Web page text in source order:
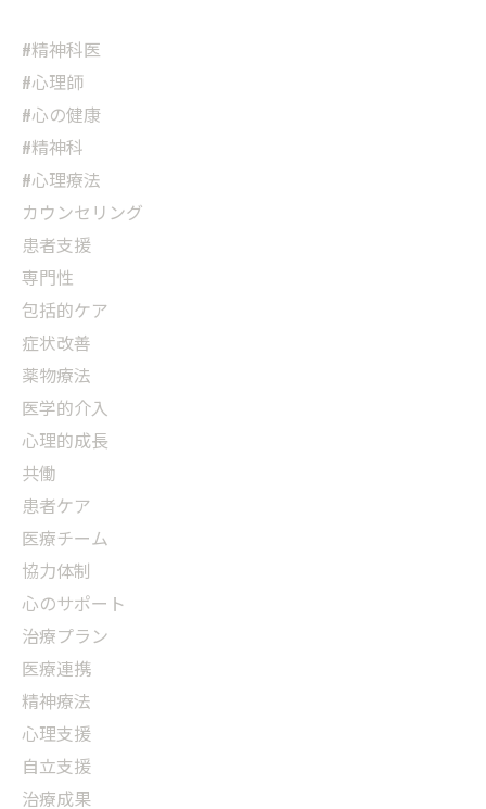
#精神科医
#心理師
#心の健康
#精神科
#心理療法
カウンセリング
患者支援
専門性
包括的ケア
症状改善
薬物療法
医学的介入
心理的成長
共働
患者ケア
医療チーム
協力体制
心のサポート
治療プラン
医療連携
精神療法
心理支援
自立支援
治療成果